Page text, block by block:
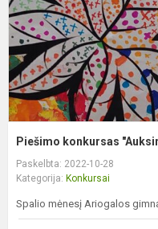
Piešimo konkursas
Paskelbta: 2022-10-28
Kategorija: Konkursai
Spalio mėnesį Ariogalos